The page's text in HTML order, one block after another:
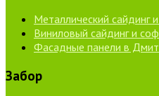
Металлический сайдинг
Виниловый сайдинг и
Фасадные панели в
Забор